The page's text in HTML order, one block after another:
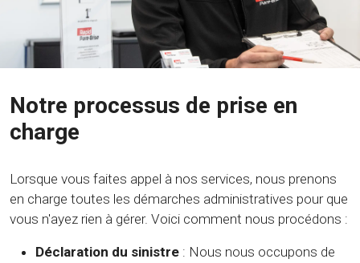
Notre processus de prise en
charge
Lorsque vous faites appel à nos services, nous prenons
en charge toutes les démarches administratives pour que
vous n'ayez rien à gérer. Voici comment nous procédons :
Déclaration du sinistre : Nous nous occupons de